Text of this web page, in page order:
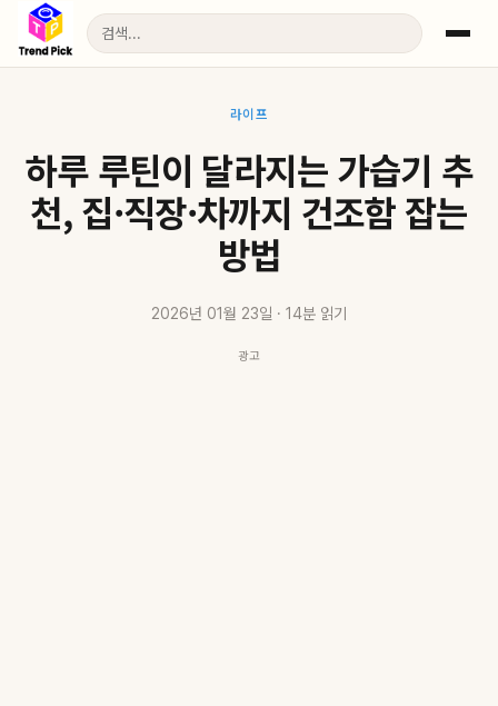
라이프
하루 루틴이 달라지는 가습기 추
천, 집·직장·차까지 건조함 잡는
방법
2026년 01월 23일 · 14분 읽기
광고